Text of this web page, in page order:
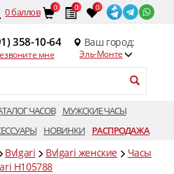
0баллов 0 0 0
358-10-64
мне
Ваш город:
Эль-Монте
ЧАСОВ
МУЖСКИЕ ЧАСЫ
НОВИНКИ РАСПРОДАЖА
Bvlgari Bvlgari женские
Часы
H105788